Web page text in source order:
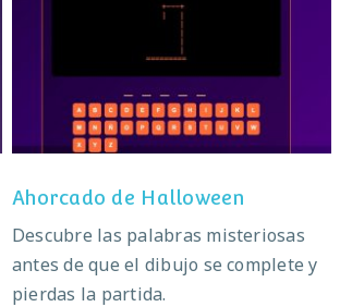
Ahorcado de Halloween
Ahorcado de Halloween
Descubre las palabras misteriosas
antes de que el dibujo se complete y
pierdas la partida.